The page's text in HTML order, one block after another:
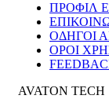
ΠΡΟΦΙΛ
ΟΔΗΓΟΙ
ΟΡΟΙ
AVATON TECH